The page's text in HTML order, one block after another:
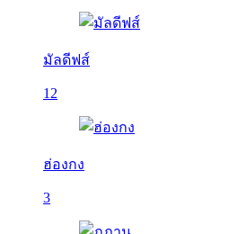
มัลดีฟส์
12
ฮ่องกง
3